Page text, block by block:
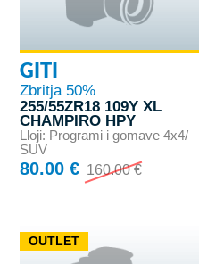
GITI
Zbritja 50%
255/55ZR18 109Y XL
CHAMPIRO HPY
Lloji: Programi i gomave 4x4/
SUV
80.00 € 160.00 €
OUTLET